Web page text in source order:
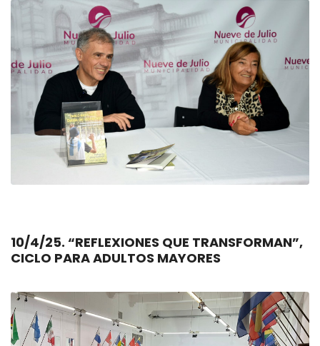
10/4/25. “REFLEXIONES QUE TRANSFORMAN”,
CICLO PARA ADULTOS MAYORES